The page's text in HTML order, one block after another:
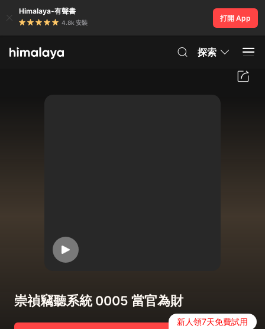
Himalaya-有聲書
4.8k 安裝
打開 App
探索
崇禎竊聽系統 0005 當官為財
新人領7天免費試用